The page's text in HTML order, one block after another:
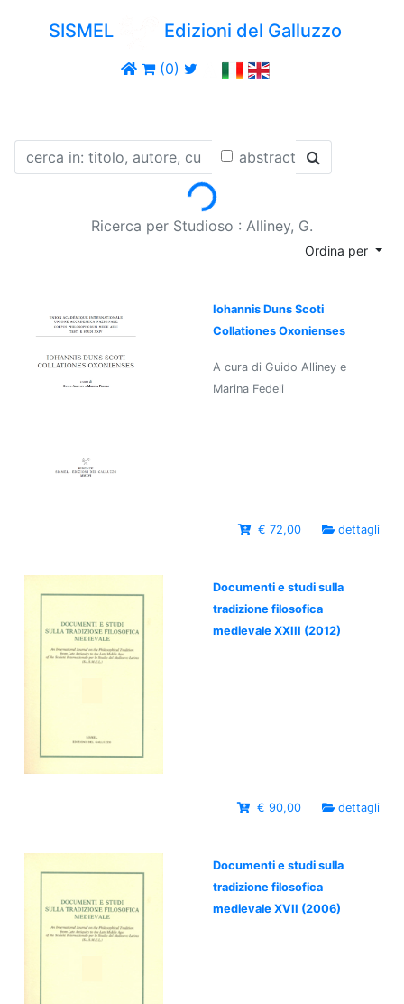
SISMEL Edizioni del Galluzzo
(0)
abstract
Loading...
Ricerca per Studioso : Alliney, G.
Ordina per
Iohannis Duns Scoti
Collationes Oxonienses
A cura di Guido Alliney e
Marina Fedeli
€ 72,00 dettagli
Documenti e studi sulla
tradizione filosofica
medievale XXIII (2012)
€ 90,00 dettagli
Documenti e studi sulla
tradizione filosofica
medievale XVII (2006)